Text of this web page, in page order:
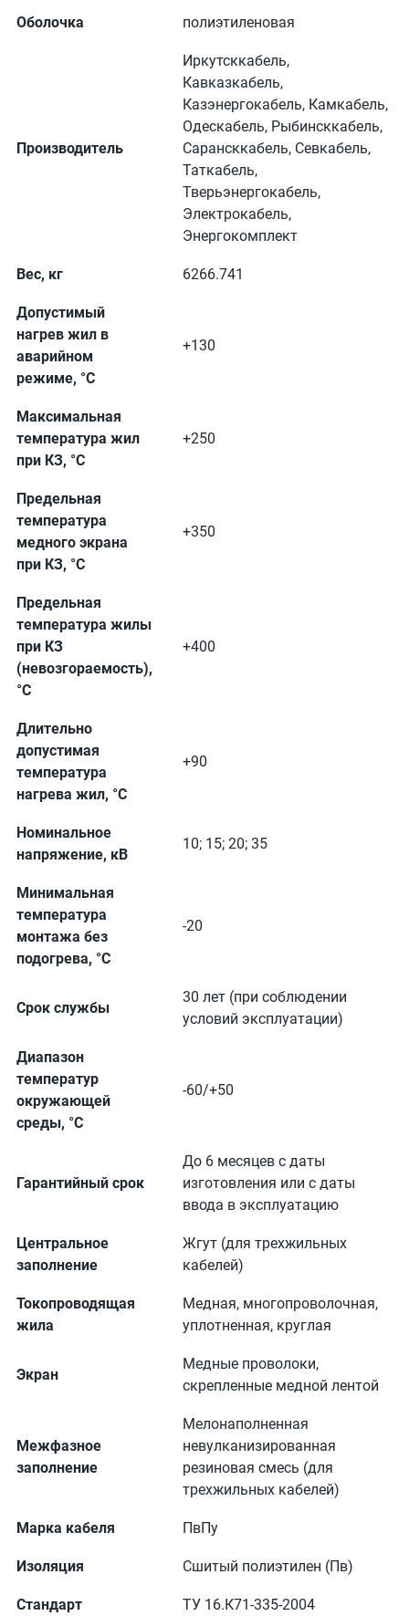
Оболочка полиэтиленовая
Производитель
Иркутсккабель,
Кавказкабель,
Казэнергокабель, Камкабель,
Одескабель, Рыбинсккабель,
Сарансккабель, Севкабель,
Таткабель,
Тверьэнергокабель,
Электрокабель,
Энергокомплект
Вес, кг 6266.741
Допустимый
нагрев жил в
аварийном
режиме, °C
+130
Максимальная
температура жил
при КЗ, °C
+250
Предельная
температура
медного экрана
при КЗ, °C
+350
Предельная
температура жилы
при КЗ
(невозгораемость),
°C
+400
Длительно
допустимая
температура
нагрева жил, °C
+90
Номинальное
напряжение, кВ
10; 15; 20; 35
Минимальная
температура
монтажа без
подогрева, °C
-20
Срок службы
30 лет (при соблюдении
условий эксплуатации)
Диапазон
температур
окружающей
среды, °C
-60/+50
Гарантийный срок
До 6 месяцев с даты
изготовления или с даты
ввода в эксплуатацию
Центральное
заполнение
Жгут (для трехжильных
кабелей)
Токопроводящая
жила
Медная, многопроволочная,
уплотненная, круглая
Экран
Медные проволоки,
скрепленные медной лентой
Межфазное
заполнение
Мелонаполненная
невулканизированная
резиновая смесь (для
трехжильных кабелей)
Марка кабеля ПвПу
Изоляция Сшитый полиэтилен (Пв)
Стандарт ТУ 16.К71-335-2004